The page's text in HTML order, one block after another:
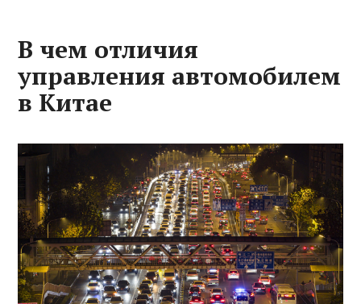
В чем отличия
управления автомобилем
в Китае